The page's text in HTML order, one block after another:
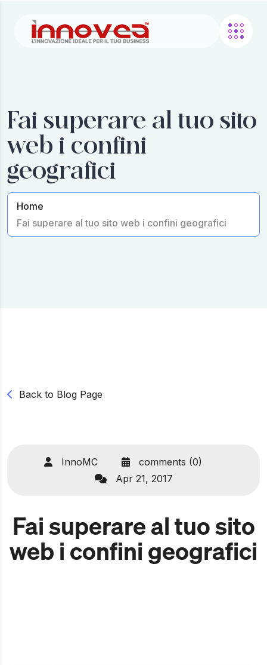
Fai superare al tuo sito
web i confini
geografici
Home
Fai superare al tuo sito web i confini geografici
Back to Blog Page
InnoMC
comments (0)
Apr 21, 2017
Fai superare al tuo sito
web i confini geografici